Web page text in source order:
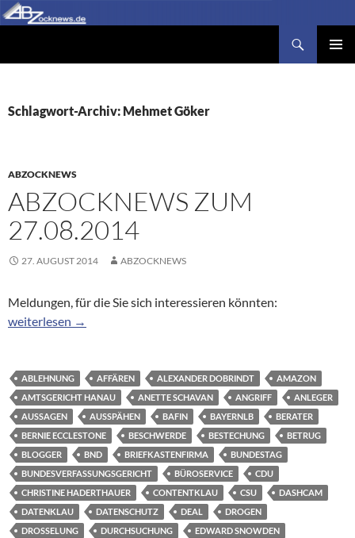
Zum
Inhalt
Schlagwort-Archiv: Mehmet Göker
ABZOCKNEWS
ABZOCKNEWS ZUM
27.08.2014
27. AUGUST 2014 ABZOCKNEWS
Meldungen, für die Sie sich interessieren könnten:
Abzocknews zum 27.08.2014
weiterlesen →
ABLEHNUNG AFFÄREN ALEXANDER DOBRINDT
AMAZON
AMTSGERICHT HANAU
ANETTE SCHAVAN ANGRIFF
ANLEGER
AUSSAGEN
AUSSPÄHEN BAFIN BAYERNLB
BERATER
BERNIE ECCLESTONE
BESCHWERDE BESTECHUNG
BETRUG
BLOGGER
BND BRIEFKASTENFIRMA
BUNDESTAG
BUNDESVERFASSUNGSGERICHT
BÜROSERVICE
CDU
CHRISTINE HADERTHAUER
CONTENTKLAU CSU
DASHCAM
DATENKLAU
DATENSCHUTZ DEAL
DROGEN
DROSSELUNG
DURCHSUCHUNG
EDWARD SNOWDEN